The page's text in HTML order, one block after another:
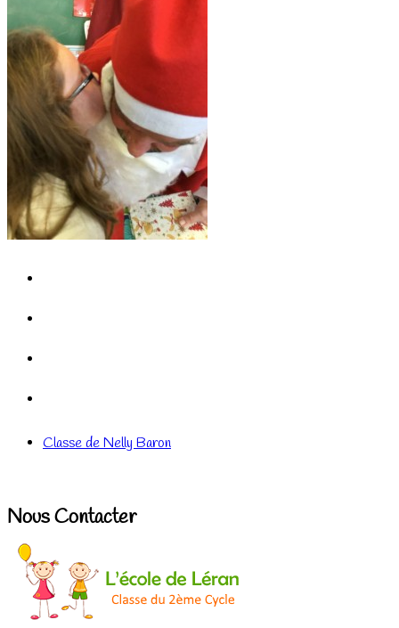
Classe de Nelly Baron
Nous Contacter